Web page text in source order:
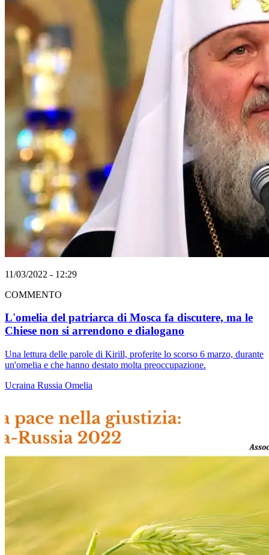
11/03/2022 - 12:29
COMMENTO
L'omelia del patriarca di Mosca fa discutere, ma le
Chiese non si arrendono e dialogano
Una lettura delle parole di Kirill, proferite lo scorso 6 marzo, durante
un'omelia e che hanno destato molta preoccupazione.
Ucraina Russia Omelia